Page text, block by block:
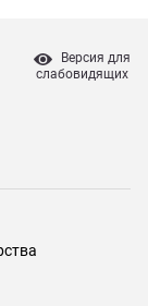
Версия для
слабовидящих